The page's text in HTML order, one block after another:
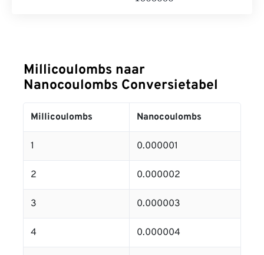
Millicoulombs naar
Nanocoulombs Conversietabel
Millicoulombs Nanocoulombs
1 0.000001
2 0.000002
3 0.000003
4 0.000004